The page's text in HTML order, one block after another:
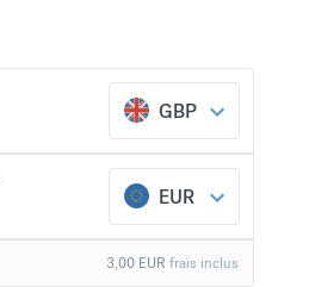
GBP
EUR
frais inclus
3,00 EUR
303,53
une banque classique